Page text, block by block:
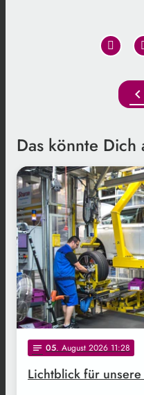
chevron_left
Das könnte Dich
notes 05. August 2026 11:28
Lichtblick für